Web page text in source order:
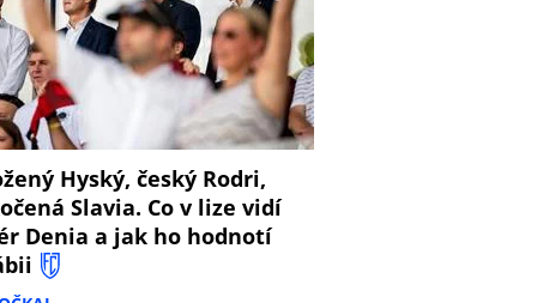
Hyský, český Rodri,
Slavia. Co v lize vidí
Denia a jak ho hodnotí